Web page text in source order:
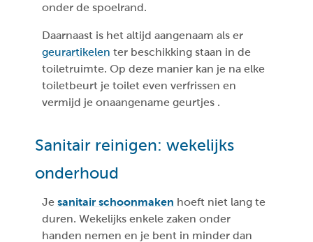
onder de spoelrand.
Daarnaast is het altijd aangenaam als er
geurartikelen ter beschikking staan in de
toiletruimte. Op deze manier kan je na elke
toiletbeurt je toilet even verfrissen en
vermijd je onaangename geurtjes .
Sanitair reinigen: wekelijks
onderhoud
Je sanitair schoonmaken hoeft niet lang te
duren. Wekelijks enkele zaken onder
handen nemen en je bent in minder dan